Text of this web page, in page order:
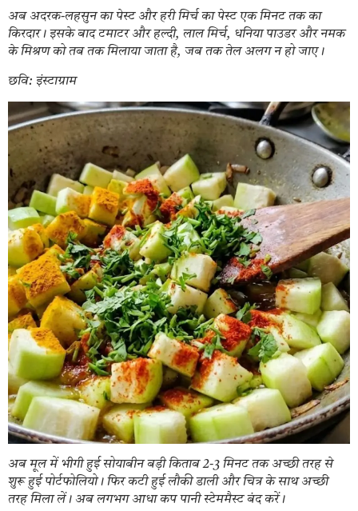
अब अदरक-लहसुन का पेस्ट और हरी मिर्च का पेस्ट एक मिनट तक का
किरदार। इसके बाद टमाटर और हल्दी, लाल मिर्च, धनिया पाउडर और नमक
के मिश्रण को तब तक मिलाया जाता है, जब तक तेल अलग न हो जाए।
छवि: इंस्टाग्राम
अब मूल में भीगी हुई सोयाबीन बड़ी किताब 2-3 मिनट तक अच्छी तरह से
शुरू हुई पोर्टफोलियो। फिर कटी हुई लौकी डाली और चित्र के साथ अच्छी
तरह मिला लें। अब लगभग आधा कप पानी स्टेममैस्ट बंद करें।